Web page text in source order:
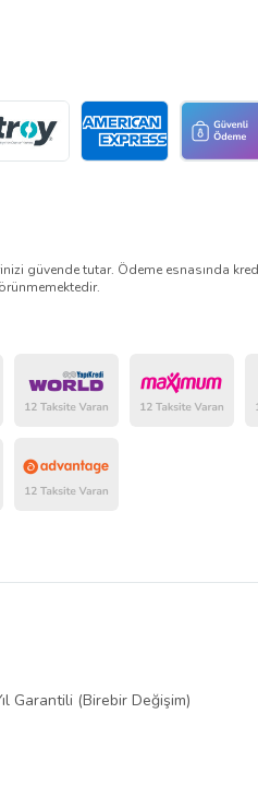
güvende tutar. Ödeme esnasında
Garantili (Birebir Değişim)